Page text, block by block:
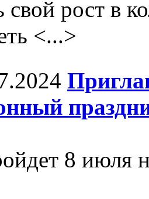
свой рост в
<...>
8 июля